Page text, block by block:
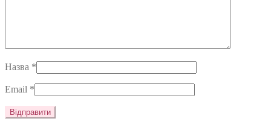
Назва *
Email *